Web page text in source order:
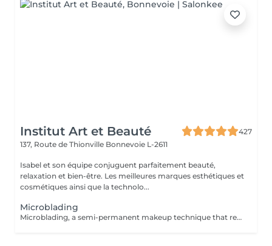
Institut Art et Beauté
427
137, Route de Thionville Bonnevoie L-2611
Isabel et son équipe conjuguent parfaitement beauté,
relaxation et bien-être. Les meilleures marques esthétiques et
cosmétiques ainsi que la technolo...
Microblading
Microblading, a semi-permanent makeup technique that restores shape, density, and definition to your eyebrows with ultra-natural, hair-by-hair strokes. Ideal if your eyebrows are too thin, sparse, or uneven, microblading creates a structured and harmonious look without daily makeup. Gentle and precise technique, skin-friendly. High-quality pigments for long-lasting results. Personalized consultation before each session. Lasts 12 to 18 months. Treat yourself to flawless, elegant eyebrows every day.